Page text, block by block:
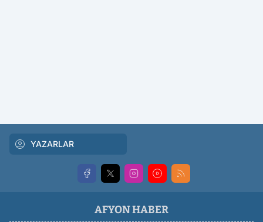
YAZARLAR
AFYON HABER